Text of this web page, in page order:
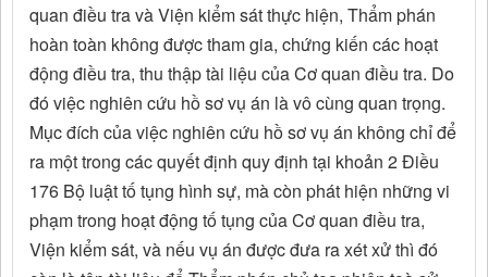
quan điều tra và Viện kiểm sát thực hiện, Thẩm phán
hoàn toàn không được tham gia, chứng kiến các hoạt
động điều tra, thu thập tài liệu của Cơ quan điều tra. Do
đó việc nghiên cứu hồ sơ vụ án là vô cùng quan trọng.
Mục đích của việc nghiên cứu hồ sơ vụ án không chỉ để
ra một trong các quyết định quy định tại khoản 2 Điều
176 Bộ luật tố tụng hình sự, mà còn phát hiện những vi
phạm trong hoạt động tố tụng của Cơ quan điều tra,
Viện kiểm sát, và nếu vụ án được đưa ra xét xử thì đó